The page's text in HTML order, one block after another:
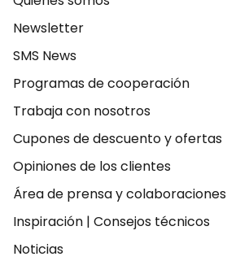
Newsletter
SMS News
Programas de cooperación
Trabaja con nosotros
Cupones de descuento y ofertas
Opiniones de los clientes
Área de prensa y colaboraciones
Inspiración | Consejos técnicos
Noticias